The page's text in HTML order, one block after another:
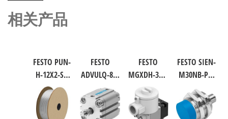
相关产品
FESTO PUN-
H-12X2-SI-
200 聚氨酯
气动软管
符合ISO
FESTO
ADVULQ-80-
60-A-P-A 紧
凑型抗扭
气缸 行程
FESTO
MGXDH-3/2-
1.2-24DC-EX
工业自动
化零部件
FESTO SIEN-
M30NB-PS-
S-L 电感式
接近传感
器 符合EN